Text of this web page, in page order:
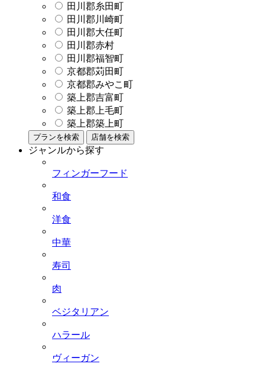
田川郡糸田町
田川郡川崎町
田川郡大任町
田川郡赤村
田川郡福智町
京都郡苅田町
京都郡みやこ町
築上郡吉富町
築上郡上毛町
築上郡築上町
プランを検索 店舗を検索
ジャンルから探す
フィンガーフード
和食
洋食
中華
寿司
肉
ベジタリアン
ハラール
ヴィーガン